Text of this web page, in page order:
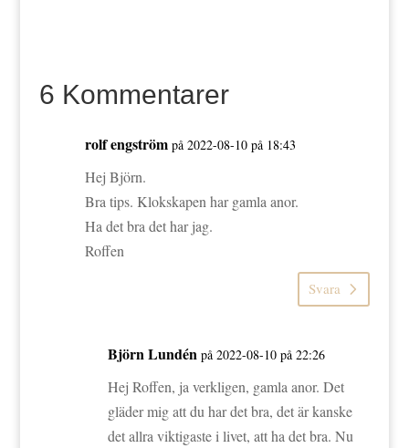
6 Kommentarer
rolf engström på 2022-08-10 på 18:43
Hej Björn.
Bra tips. Klokskapen har gamla anor.
Ha det bra det har jag.
Roffen
Svara
Björn Lundén på 2022-08-10 på 22:26
Hej Roffen, ja verkligen, gamla anor. Det
gläder mig att du har det bra, det är kanske
det allra viktigaste i livet, att ha det bra. Nu